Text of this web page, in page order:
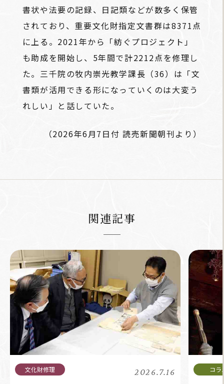
書状や法要の記録、日記類などが数多く保管
されており、重要文化財指定文書群は8371点
に上る。2021年から「紡ぐプロジェクト」
も助成を開始し、5年間で計2212点を修理し
た。三千院の牧内崇光教学課長（36）は「文
書類が活用できる形になっていくのは大変う
れしい」と話していた。
（2026年6月7日付 読売新聞朝刊より）
関連記事
2026.7.16